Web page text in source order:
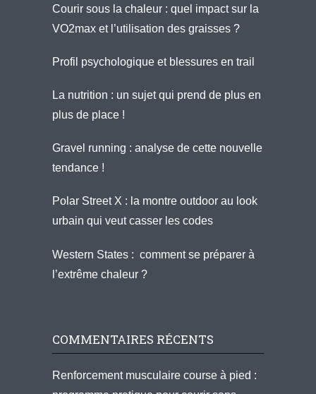
Courir sous la chaleur : quel impact sur la
VO2max et l’utilisation des graisses ?
Profil psychologique et blessures en trail
La nutrition : un sujet qui prend de plus en
plus de place !
Gravel running : analyse de cette nouvelle
tendance !
Polar Street X : la montre outdoor au look
urbain qui veut casser les codes
Western States : comment se préparer à
l’extrême chaleur ?
COMMENTAIRES RÉCENTS
Renforcement musculaire course à pied :